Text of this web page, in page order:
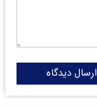
ارسال دیدگاه